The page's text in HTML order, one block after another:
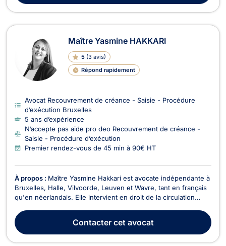
Maître Yasmine HAKKARI
5 (3 avis)
Répond rapidement
Avocat Recouvrement de créance - Saisie - Procédure
d’exécution Bruxelles
5 ans d’expérience
N’accepte pas aide pro deo Recouvrement de créance -
Saisie - Procédure d’exécution
Premier rendez-vous de 45 min à 90€ HT
À propos : Maître Yasmine Hakkari est avocate indépendante à
Bruxelles, Halle, Vilvoorde, Leuven et Wavre, tant en français
qu'en néerlandais. Elle intervient en droit de la circulation
responsabilité civile et en dommage corporel, ainsi qu'en droit
pénal. En droit de roulage et pe...
Contactercet avocat